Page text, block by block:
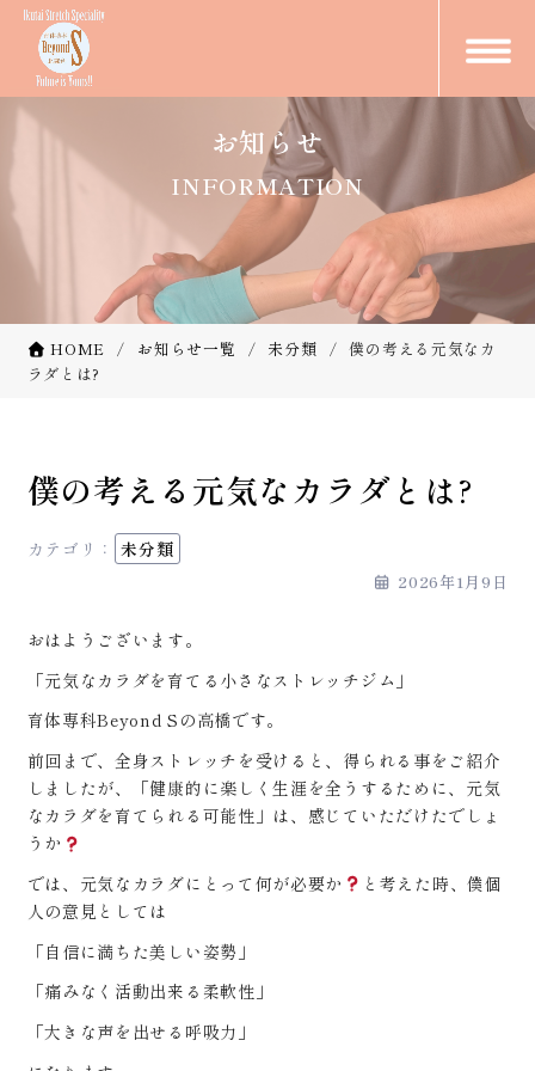
INFORMATION
お知らせ
HOME お知らせ一覧 未分類
僕の考える元気なカ
ラダとは?
僕の考える元気なカラダとは?
カテゴリ： 未分類
2026年1月9日
おはようございます。
「元気なカラダを育てる小さなストレッチジム」
育体専科Beyond Sの高橋です。
前回まで、全身ストレッチを受けると、得られる事をご紹介
しましたが、「健康的に楽しく生涯を全うするために、元気
なカラダを育てられる可能性」は、感じていただけたでしょ
うか
では、元気なカラダにとって何が必要か
と考えた時、僕個
人の意見としては
「自信に満ちた美しい姿勢」
「痛みなく活動出来る柔軟性」
「大きな声を出せる呼吸力」